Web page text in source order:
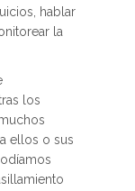
hablar
la
los
ellos o sus